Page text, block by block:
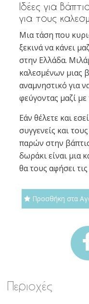
Ιδέες για
για τους
Μια τάση που
ξεκινά να κάνει
στην Ελλάδα.
καλεσμένων μιας
αναμνηστικό για
φεύγοντας μαζί με
Εάν θέλετε και
συγγενείς και
παρών στην
δωράκι είναι μια
θα τους αφήσει
Προσθήκη στα
Περιοχές